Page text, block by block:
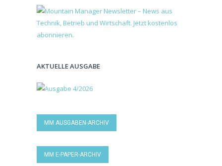
AKTUELLE AUSGABE
MM AUSGABEN-ARCHIV
MM E-PAPER-ARCHIV